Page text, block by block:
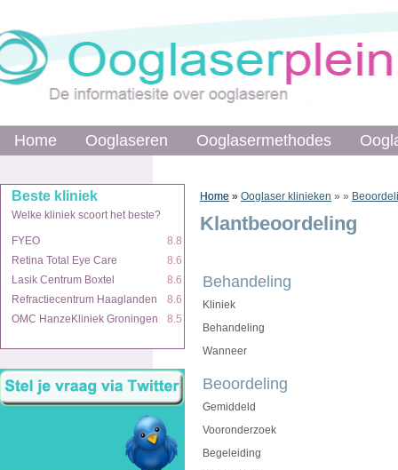
Home Ooglaseren Ooglasermethodes
Beste kliniek
Welke kliniek scoort het beste?
FYEO
8.8
Retina Total Eye Care
8.6
Lasik Centrum Boxtel
8.6
Refractiecentrum Haaglanden
8.6
OMC HanzeKliniek Groningen
8.5
Home »
Home Ooglaseren Ooglasermethodes
Beste kliniek
Welke kliniek scoort het beste?
FYEO
8.8
Retina Total Eye Care
8.6
Lasik Centrum Boxtel
8.6
Refractiecentrum Haaglanden
8.6
OMC HanzeKliniek Groningen
8.5
Home » Ooglaser klinieken » »
Klantbeoordeling
Behandeling
Kliniek
Behandeling
Wanneer
Beoordeling
Gemiddeld
Vooronderzoek
Begeleiding